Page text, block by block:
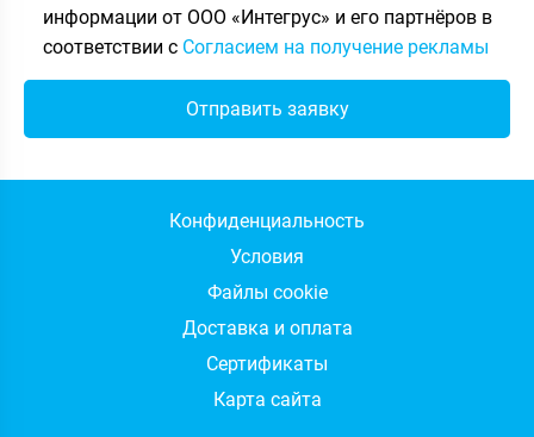
информации от ООО «Интегрус» и его партнёров в
соответствии с Согласием на получение рекламы
Конфиденциальность
Условия
Файлы cookie
Доставка и оплата
Сертификаты
Карта сайта